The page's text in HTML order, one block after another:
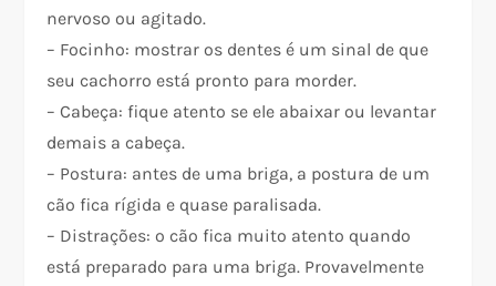
nervoso ou agitado.
– Focinho: mostrar os dentes é um sinal de que
seu cachorro está pronto para morder.
– Cabeça: fique atento se ele abaixar ou levantar
demais a cabeça.
– Postura: antes de uma briga, a postura de um
cão fica rígida e quase paralisada.
– Distrações: o cão fica muito atento quando
está preparado para uma briga. Provavelmente